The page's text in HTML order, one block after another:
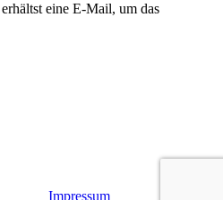
eine E-Mail, um das
Impressum